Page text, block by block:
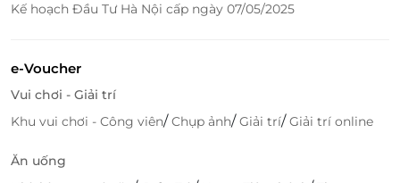
Kế hoạch Đầu Tư Hà Nội cấp ngày 07/05/2025
e-Voucher
Vui chơi - Giải trí
Khu vui chơi - Công viên/Chụp ảnh/Giải trí/Giải trí online
Ăn uống